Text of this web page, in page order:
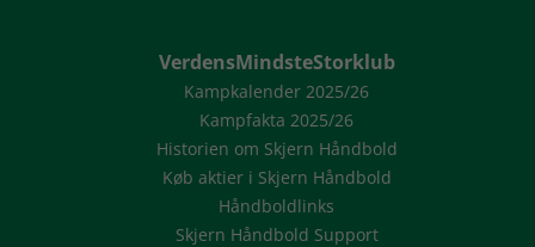
VerdensMindsteStorklub
Kampkalender 2025/26
Kampfakta 2025/26
Historien om Skjern Håndbold
Køb aktier i Skjern Håndbold
Håndboldlinks
Skjern Håndbold Support